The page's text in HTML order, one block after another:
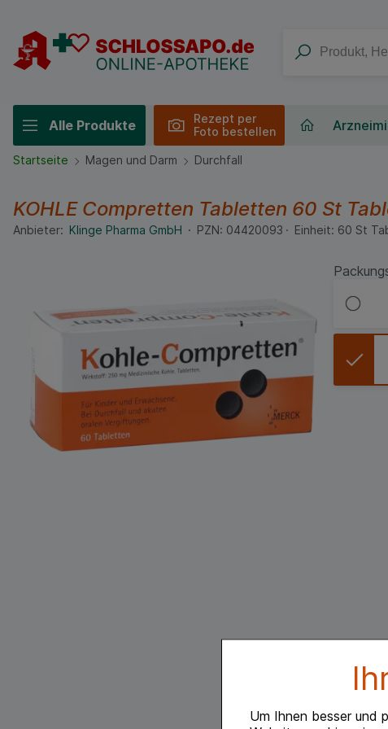
Um Ihnen besser und
Alle Produkte
Rezept per
Foto bestellen
Startseite Magen und Darm Durchfall
KOHLE Compretten Tabletten 60 St
Anbieter: Klinge Pharma GmbH PZN: 04420093 Einheit: 60 St